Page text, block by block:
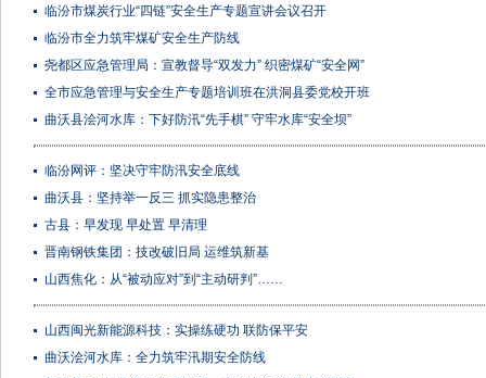
临汾市煤炭行业“四链”安全生产专题宣讲会议召开
临汾市全力筑牢煤矿安全生产防线
尧都区应急管理局：宣教督导“双发力” 织密煤矿“安全网”
全市应急管理与安全生产专题培训班在洪洞县委党校开班
曲沃县浍河水库：下好防汛“先手棋” 守牢水库“安全坝”
临汾网评：坚决守牢防汛安全底线
曲沃县：坚持举一反三 抓实隐患整治
古县：早发现 早处置 早清理
晋南钢铁集团：技改破旧局 运维筑新基
山西焦化：从“被动应对”到“主动研判”……
山西闽光新能源科技：实操练硬功 联防保平安
曲沃浍河水库：全力筑牢汛期安全防线